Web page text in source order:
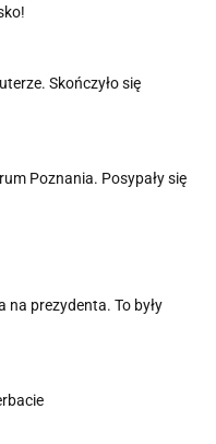
Skończyło się
Poznania. Posypały się
prezydenta. To były